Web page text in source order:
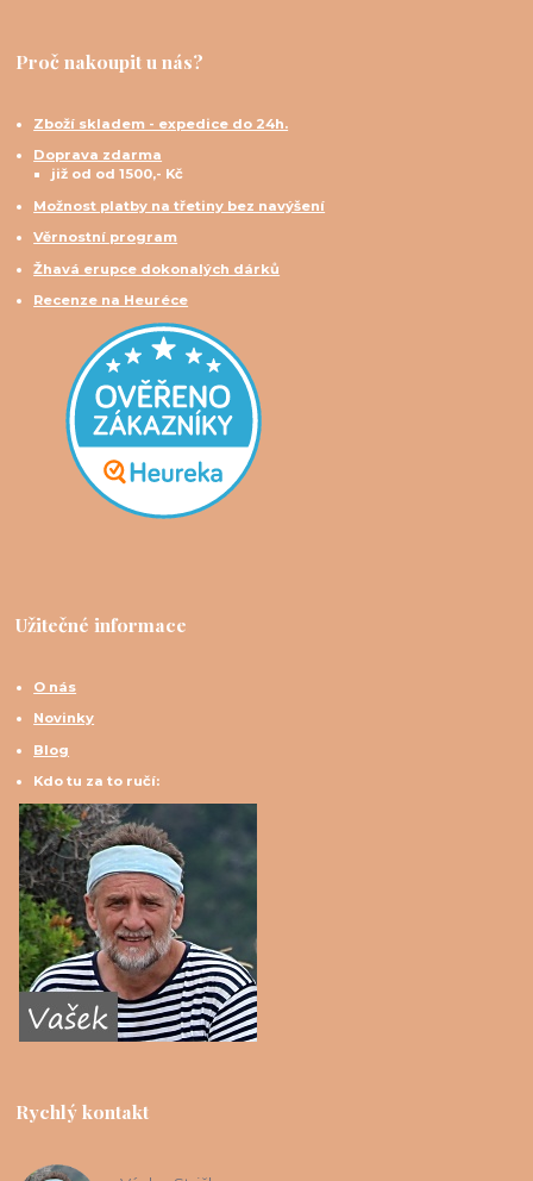
Proč nakoupit u nás?
Zboží skladem - expedice do 24h.
Doprava zdarma
již od od 1500,- Kč
Možnost platby na třetiny bez navýšení
Věrnostní program
Žhavá erupce dokonalých dárků
Recenze na Heuréce
Užitečné informace
O nás
Novinky
Blog
Kdo tu za to ručí:
Rychlý kontakt